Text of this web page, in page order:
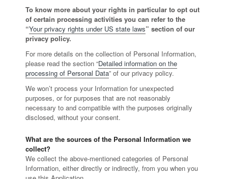
To know more about your rights in particular to opt out
of certain processing activities you can refer to the
“Your privacy rights under US state laws” section of our
privacy policy.
For more details on the collection of Personal Information,
please read the section “Detailed information on the
processing of Personal Data” of our privacy policy.
We won’t process your Information for unexpected
purposes, or for purposes that are not reasonably
necessary to and compatible with the purposes originally
disclosed, without your consent.
What are the sources of the Personal Information we
collect?
We collect the above-mentioned categories of Personal
Information, either directly or indirectly, from you when you